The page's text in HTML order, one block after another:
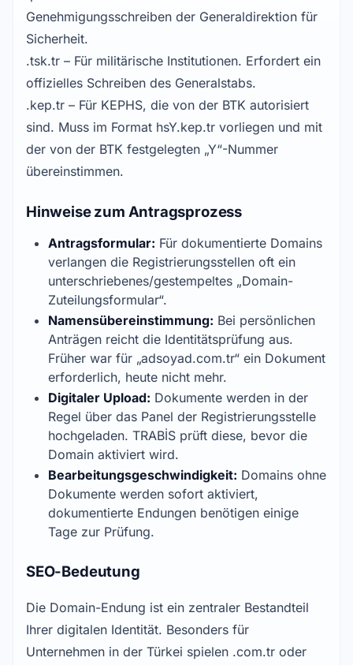
Genehmigungsschreiben der Generaldirektion für
Sicherheit.
.tsk.tr – Für militärische Institutionen. Erfordert ein
offizielles Schreiben des Generalstabs.
.kep.tr – Für KEPHS, die von der BTK autorisiert
sind. Muss im Format hsY.kep.tr vorliegen und mit
der von der BTK festgelegten „Y“-Nummer
übereinstimmen.
Hinweise zum Antragsprozess
Antragsformular: Für dokumentierte Domains
verlangen die Registrierungsstellen oft ein
unterschriebenes/gestempeltes „Domain-
Zuteilungsformular“.
Namensübereinstimmung: Bei persönlichen
Anträgen reicht die Identitätsprüfung aus.
Früher war für „adsoyad.com.tr“ ein Dokument
erforderlich, heute nicht mehr.
Digitaler Upload: Dokumente werden in der
Regel über das Panel der Registrierungsstelle
hochgeladen. TRABİS prüft diese, bevor die
Domain aktiviert wird.
Bearbeitungsgeschwindigkeit: Domains ohne
Dokumente werden sofort aktiviert,
dokumentierte Endungen benötigen einige
Tage zur Prüfung.
SEO-Bedeutung
Die Domain-Endung ist ein zentraler Bestandteil
Ihrer digitalen Identität. Besonders für
Unternehmen in der Türkei spielen .com.tr oder